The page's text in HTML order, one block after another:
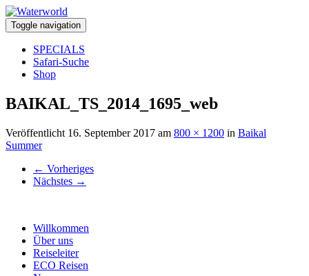
Toggle navigation
SPECIALS
Safari-Suche
Shop
BAIKAL_TS_2014_1695_web
Veröffentlicht 16. September 2017 am 800 × 1200 in Baikal
Summer
← Vorheriges
Nächstes →
Willkommen
Über uns
Reiseleiter
ECO Reisen